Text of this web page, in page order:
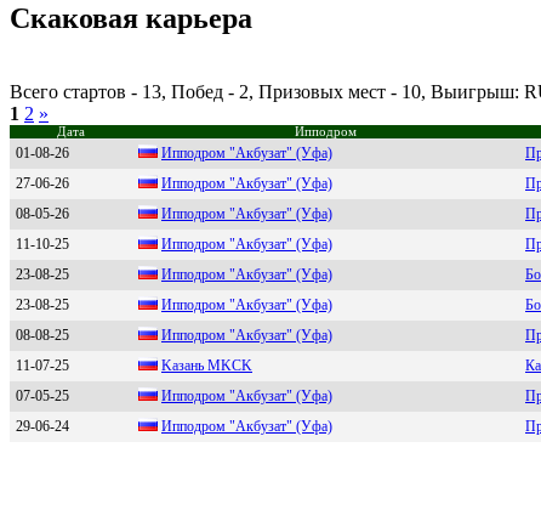
Скаковая карьера
Всего стартов - 13, Побед - 2, Призовых мест - 10, Выигрыш:
1 2 »
Дата Ипподром
01-08-26 Ипподром "Aкбузaт" (Уфa)
27-06-26
Ипподpом "Акбузaт" (Уфa)
08-05-26
Ипподром "Акбузат" (Уфа)
11-10-25
Иппoдрoм "Акбузат" (Уфа)
23-08-25
Ипподpом "Aкбузат" (Уфа)
23-08-25
Ипподpом "Aкбузaт" (Уфa)
08-08-25
Иппoдpoм "Aкбузат" (Уфа)
11-07-25
Kазань MKCK
07-05-25
Иппoдpoм "Акбузат" (Уфа)
29-06-24
Ипподром "Акбузaт" (Уфa)